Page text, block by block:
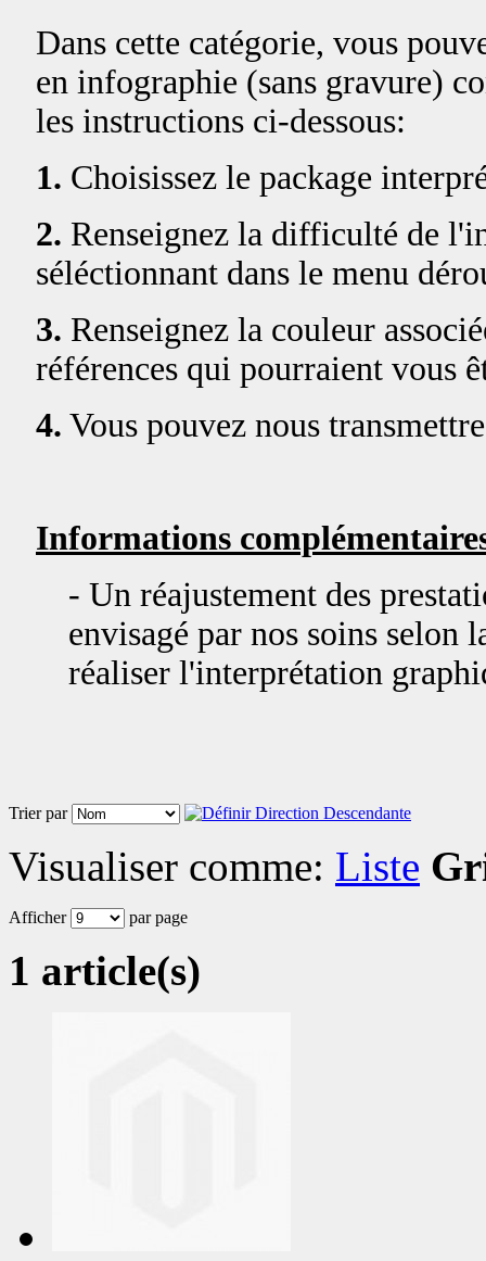
Dans cette catégorie, vous
en infographie (sans gravure)
les instructions ci-dessous:
1. Choisissez le package
2. Renseignez la difficulté de
séléctionnant dans le menu
3. Renseignez la couleur
références qui pourraient vous
4. Vous pouvez nous
Informations
- Un réajustement des
envisagé par nos soins
réaliser l'interprétation
Trier par
Visualiser comme: Liste
Afficher par page
1 article(s)